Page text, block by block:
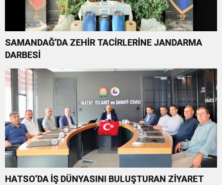
SAMANDAĞ’DA ZEHİR TACİRLERİNE JANDARMA
DARBESİ
HATSO’DA İŞ DÜNYASINI BULUŞTURAN ZİYARET